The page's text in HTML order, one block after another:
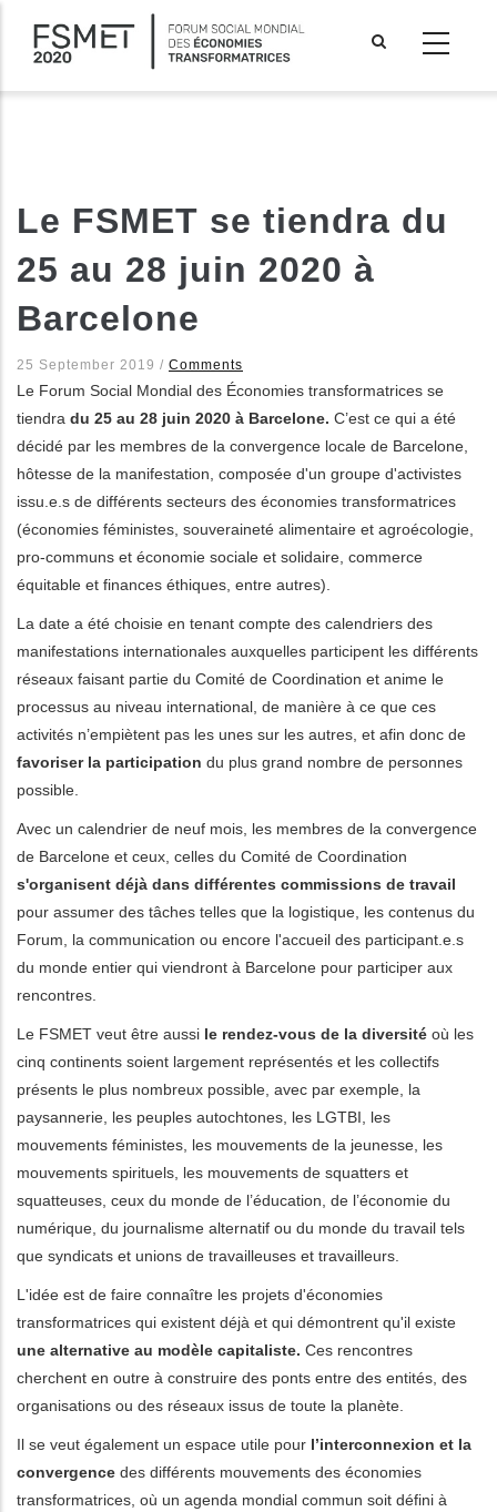
contenu
principal
Le FSMET se tiendra du
25 au 28 juin 2020 à
Barcelone
25 September 2019 / Comments
Le Forum Social Mondial des Économies transformatrices se
tiendra du 25 au 28 juin 2020 à Barcelone. C’est ce qui a été
décidé par les membres de la convergence locale de Barcelone,
hôtesse de la manifestation, composée d'un groupe d'activistes
issu.e.s de différents secteurs des économies transformatrices
(économies féministes, souveraineté alimentaire et agroécologie,
pro-communs et économie sociale et solidaire, commerce
équitable et finances éthiques, entre autres).
La date a été choisie en tenant compte des calendriers des
manifestations internationales auxquelles participent les différents
réseaux faisant partie du Comité de Coordination et anime le
processus au niveau international, de manière à ce que ces
activités n’empiètent pas les unes sur les autres, et afin donc de
favoriser la participation du plus grand nombre de personnes
possible.
Avec un calendrier de neuf mois, les membres de la convergence
de Barcelone et ceux, celles du Comité de Coordination
s'organisent déjà dans différentes commissions de travail
pour assumer des tâches telles que la logistique, les contenus du
Forum, la communication ou encore l'accueil des participant.e.s
du monde entier qui viendront à Barcelone pour participer aux
rencontres.
Le FSMET veut être aussi le rendez-vous de la diversité où les
cinq continents soient largement représentés et les collectifs
présents le plus nombreux possible, avec par exemple, la
paysannerie, les peuples autochtones, les LGTBI, les
mouvements féministes, les mouvements de la jeunesse, les
mouvements spirituels, les mouvements de squatters et
squatteuses, ceux du monde de l’éducation, de l’économie du
numérique, du journalisme alternatif ou du monde du travail tels
que syndicats et unions de travailleuses et travailleurs.
L'idée est de faire connaître les projets d'économies
transformatrices qui existent déjà et qui démontrent qu'il existe
une alternative au modèle capitaliste. Ces rencontres
cherchent en outre à construire des ponts entre des entités, des
organisations ou des réseaux issus de toute la planète.
Il se veut également un espace utile pour l’interconnexion et la
convergence des différents mouvements des économies
transformatrices, où un agenda mondial commun soit défini à